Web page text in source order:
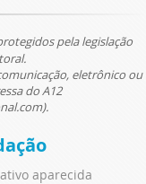
pela legislação
eletrônico ou
do A12
aparecida